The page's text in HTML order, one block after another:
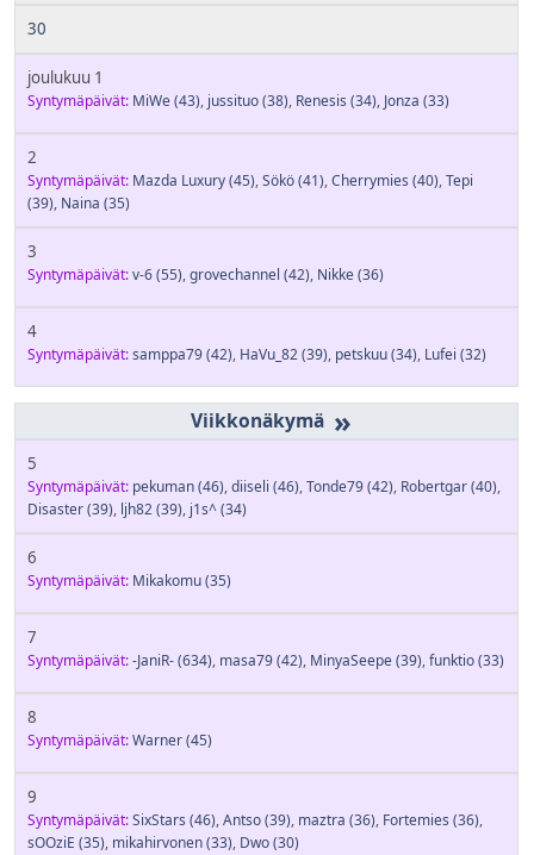
30
joulukuu 1
Syntymäpäivät: MiWe(43), jussituo(38), Renesis (34), Jonza (33)
2
Syntymäpäivät: Mazda Luxury(45),Sökö(41),Cherrymies (40),Tepi
(39), Naina (35)
3
Syntymäpäivät:v-6(55),grovechannel (42), Nikke(36)
4
Syntymäpäivät:samppa79(42), HaVu_82(39), petskuu(34), Lufei (32)
»
5
Syntymäpäivät: pekuman(46),diiseli (46),Tonde79(42), Robertgar(40),
Disaster(39), ljh82(39), j1s^(34)
6
Syntymäpäivät: Mikakomu(35)
7
Syntymäpäivät:-JaniR-(634), masa79(42), MinyaSeepe(39),funktio(33)
8
Syntymäpäivät:Warner(45)
9
Syntymäpäivät:SixStars (46),Antso(39), maztra (36), Fortemies (36),
sOOziE (35), mikahirvonen(33), Dwo(30)